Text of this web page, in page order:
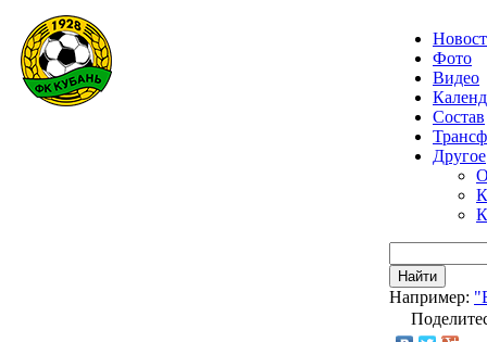
Фото
Видео
Состав
Другое
Найти
Например: